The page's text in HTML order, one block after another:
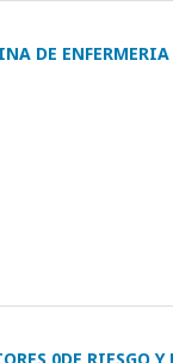
DE ENFERMERIA